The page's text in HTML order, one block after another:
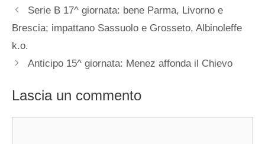
Serie B 17^ giornata: bene Parma, Livorno e
Brescia; impattano Sassuolo e Grosseto, Albinoleffe
k.o.
Anticipo 15^ giornata: Menez affonda il Chievo
Lascia un commento